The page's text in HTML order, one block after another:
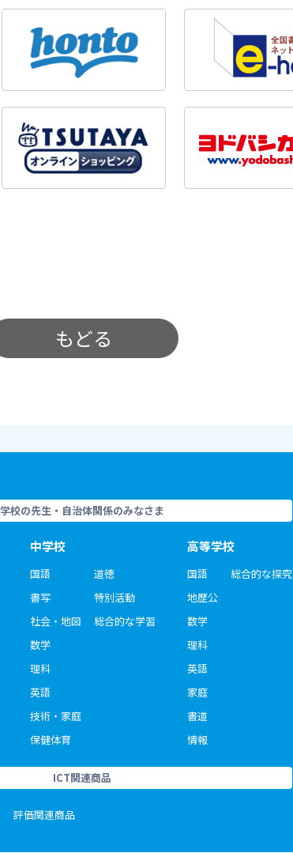
もどる
学校の先生・自治体関係のみなさま
中学校
国語
書写
社会・地図
数学
理科
英語
技術・家庭
保健体育
道徳
特別活動
総合的な学習
高等学校
国語
地歴公
数学
理科
英語
家庭
書道
情報
総合的な探究
ICT関連商品
評価関連商品